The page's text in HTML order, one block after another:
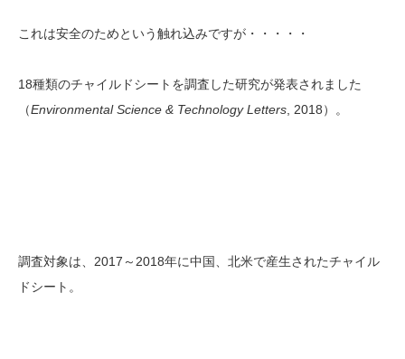
これは安全のためという触れ込みですが・・・・・
18種類のチャイルドシートを調査した研究が発表されました
（Environmental Science & Technology Letters , 2018）。
調査対象は、2017～2018年に中国、北米で産生されたチャイル
ドシート。